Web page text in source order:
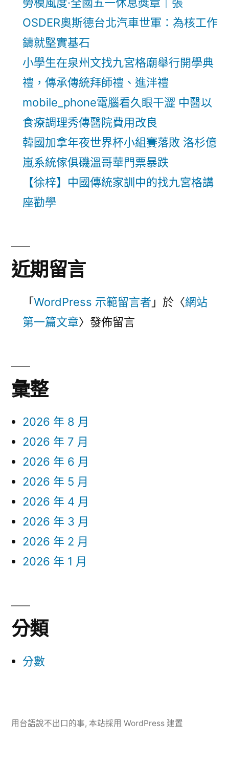
OSDER奧斯德台北汽車世軍：為核工作
鑄就堅實基石
小學生在泉州文找九宮格廟舉行開學典
禮，傳承傳統拜師禮、進泮禮
mobile_phone電腦看久眼干澀 中醫以
食療調理秀傳醫院費用改良
韓國加拿年夜世界杯小組賽落敗 洛杉億
嵐系統傢俱磯溫哥華門票暴跌
【徐梓】中國傳統家訓中的找九宮格講
座勸學
近期留言
「 WordPress 示範留言者 」於〈網站
第一篇文章〉發佈留言
彙整
2026 年 8 月
2026 年 7 月
2026 年 6 月
2026 年 5 月
2026 年 4 月
2026 年 3 月
2026 年 2 月
2026 年 1 月
分類
分數
用台語說不出口的事, 本站採用 WordPress 建置